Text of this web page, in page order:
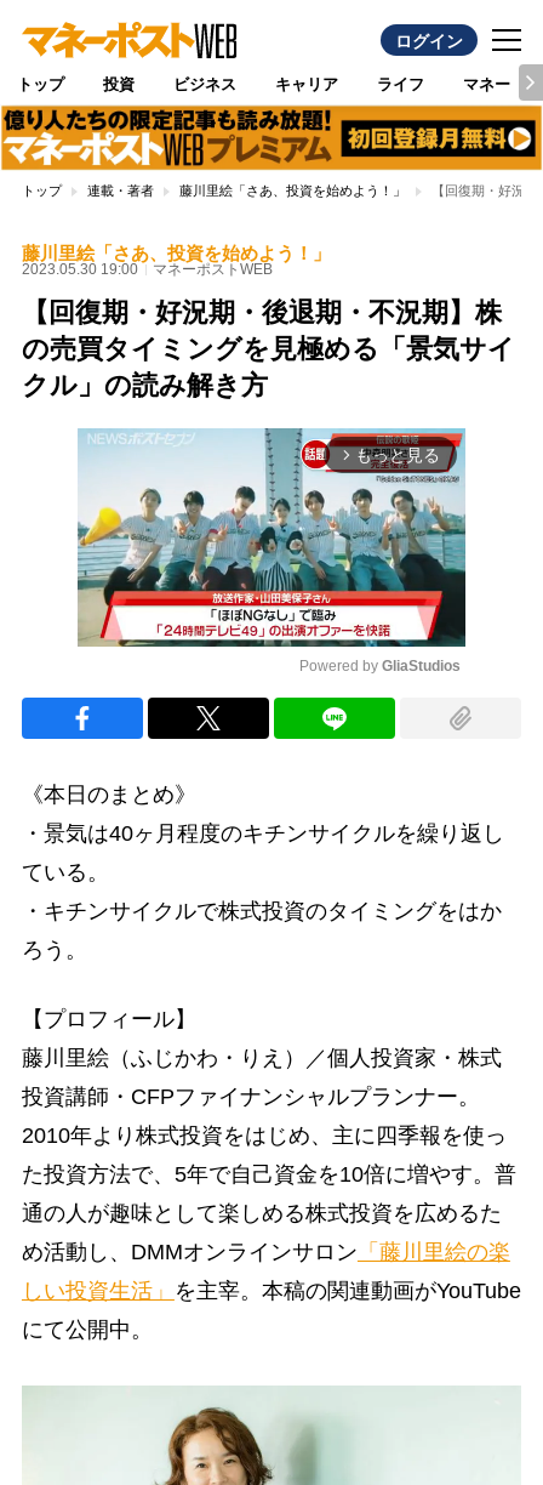
ログイン
トップ 投資 ビジネス キャリア ライフ マネー
トップ 連載・著者 藤川里絵「さあ、投資を始めよう！」 【回復期・好況
藤川里絵「さあ、投資を始めよう！」
2023.05.30 19:00 マネーポストWEB
【回復期・好況期・後退期・不況期】株
の売買タイミングを見極める「景気サイ
クル」の読み解き方
arrow_forward_ios もっと見る
Powered by GliaStudios
《本日のまとめ》
・景気は40ヶ月程度のキチンサイクルを繰り返し
ている。
・キチンサイクルで株式投資のタイミングをはか
ろう。
【プロフィール】
藤川里絵（ふじかわ・りえ）／個人投資家・株式
投資講師・CFPファイナンシャルプランナー。
2010年より株式投資をはじめ、主に四季報を使っ
た投資方法で、5年で自己資金を10倍に増やす。普
通の人が趣味として楽しめる株式投資を広めるた
め活動し、DMMオンラインサロン 「藤川里絵の楽
しい投資生活」 を主宰。本稿の関連動画がYouTube
にて公開中。